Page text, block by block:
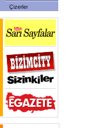
Çizerler